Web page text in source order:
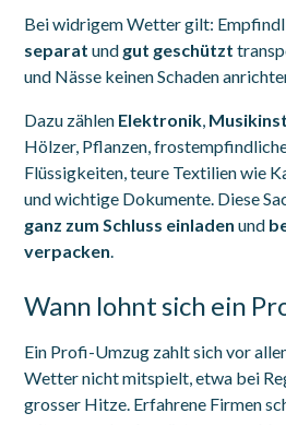
Bei widrigem Wetter gilt:
separat und gut geschützt
und Nässe keinen Schaden
Dazu zählen Elektronik,
Hölzer, Pflanzen,
Flüssigkeiten, teure Textilien wie
und wichtige Dokumente. Diese
ganz zum Schluss einladen und
verpacken.
Wann lohnt sich ein
Ein Profi-Umzug zahlt sich vor
Wetter nicht mitspielt, etwa bei
grosser Hitze. Erfahrene Firmen